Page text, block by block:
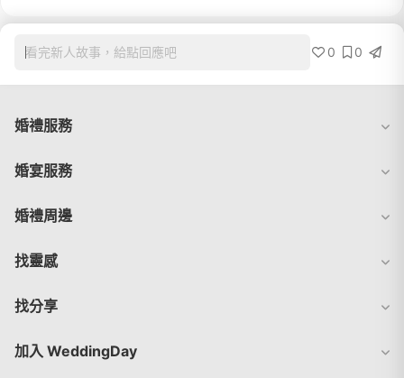
看完新人故事，給點回應吧 0 0
婚禮服務
婚宴服務
婚禮周邊
找靈感
找分享
加入 WeddingDay